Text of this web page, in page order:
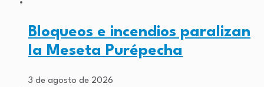
Bloqueos e incendios paralizan
la Meseta Purépecha
3 de agosto de 2026